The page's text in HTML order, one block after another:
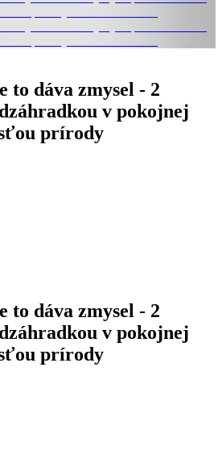
to dáva zmysel - 2
v pokojnej
prírody
to dáva zmysel - 2
v pokojnej
prírody